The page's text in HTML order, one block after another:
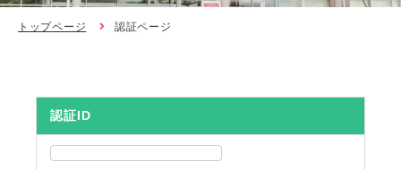
トップページ 認証ページ
認証ID